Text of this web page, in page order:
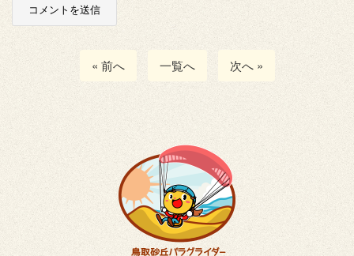
« 前へ 一覧へ 次へ »